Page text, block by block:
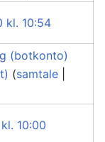
kl. 10:54
(botkonto)
(samtale
10:00